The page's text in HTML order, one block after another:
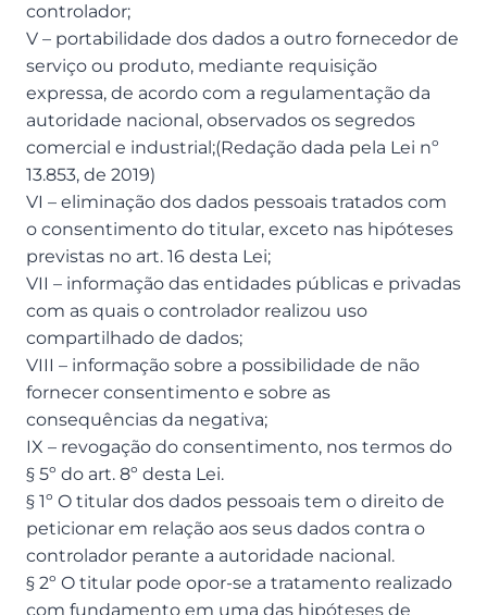
controlador;
V – portabilidade dos dados a outro fornecedor de
serviço ou produto, mediante requisição
expressa, de acordo com a regulamentação da
autoridade nacional, observados os segredos
comercial e industrial;(Redação dada pela Lei nº
13.853, de 2019)
VI – eliminação dos dados pessoais tratados com
o consentimento do titular, exceto nas hipóteses
previstas no art. 16 desta Lei;
VII – informação das entidades públicas e privadas
com as quais o controlador realizou uso
compartilhado de dados;
VIII – informação sobre a possibilidade de não
fornecer consentimento e sobre as
consequências da negativa;
IX – revogação do consentimento, nos termos do
§ 5º do art. 8º desta Lei.
§ 1º O titular dos dados pessoais tem o direito de
peticionar em relação aos seus dados contra o
controlador perante a autoridade nacional.
§ 2º O titular pode opor-se a tratamento realizado
com fundamento em uma das hipóteses de